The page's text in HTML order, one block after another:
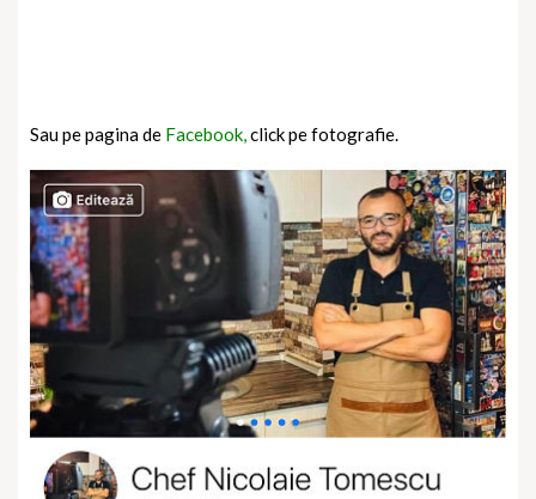
Sau pe pagina de Facebook,click pe fotografie.